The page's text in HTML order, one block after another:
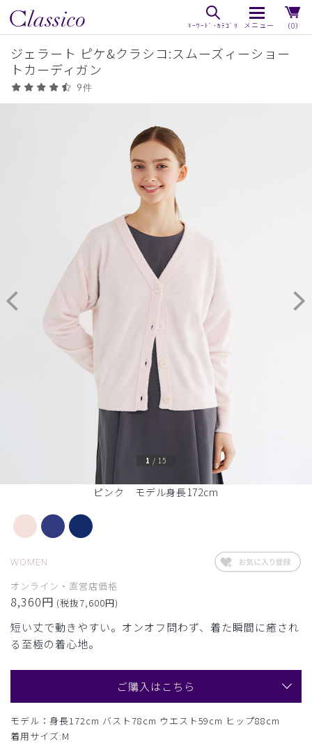
（0）
ジェラート ピケ&クラシコ:スムーズィーショー
トカーディガン
9件
ピンク モデル身長172cm
1 / 15
WOMEN
オンライン・直営店価格
8,360円 (税抜7,600円)
短い丈で動きやすい。オンオフ問わず、着た瞬間に癒され
る至極の着心地。
ご購入はこちら
モデル：身長172cm バスト78cm ウエスト59cm ヒップ88cm
着用サイズ:M